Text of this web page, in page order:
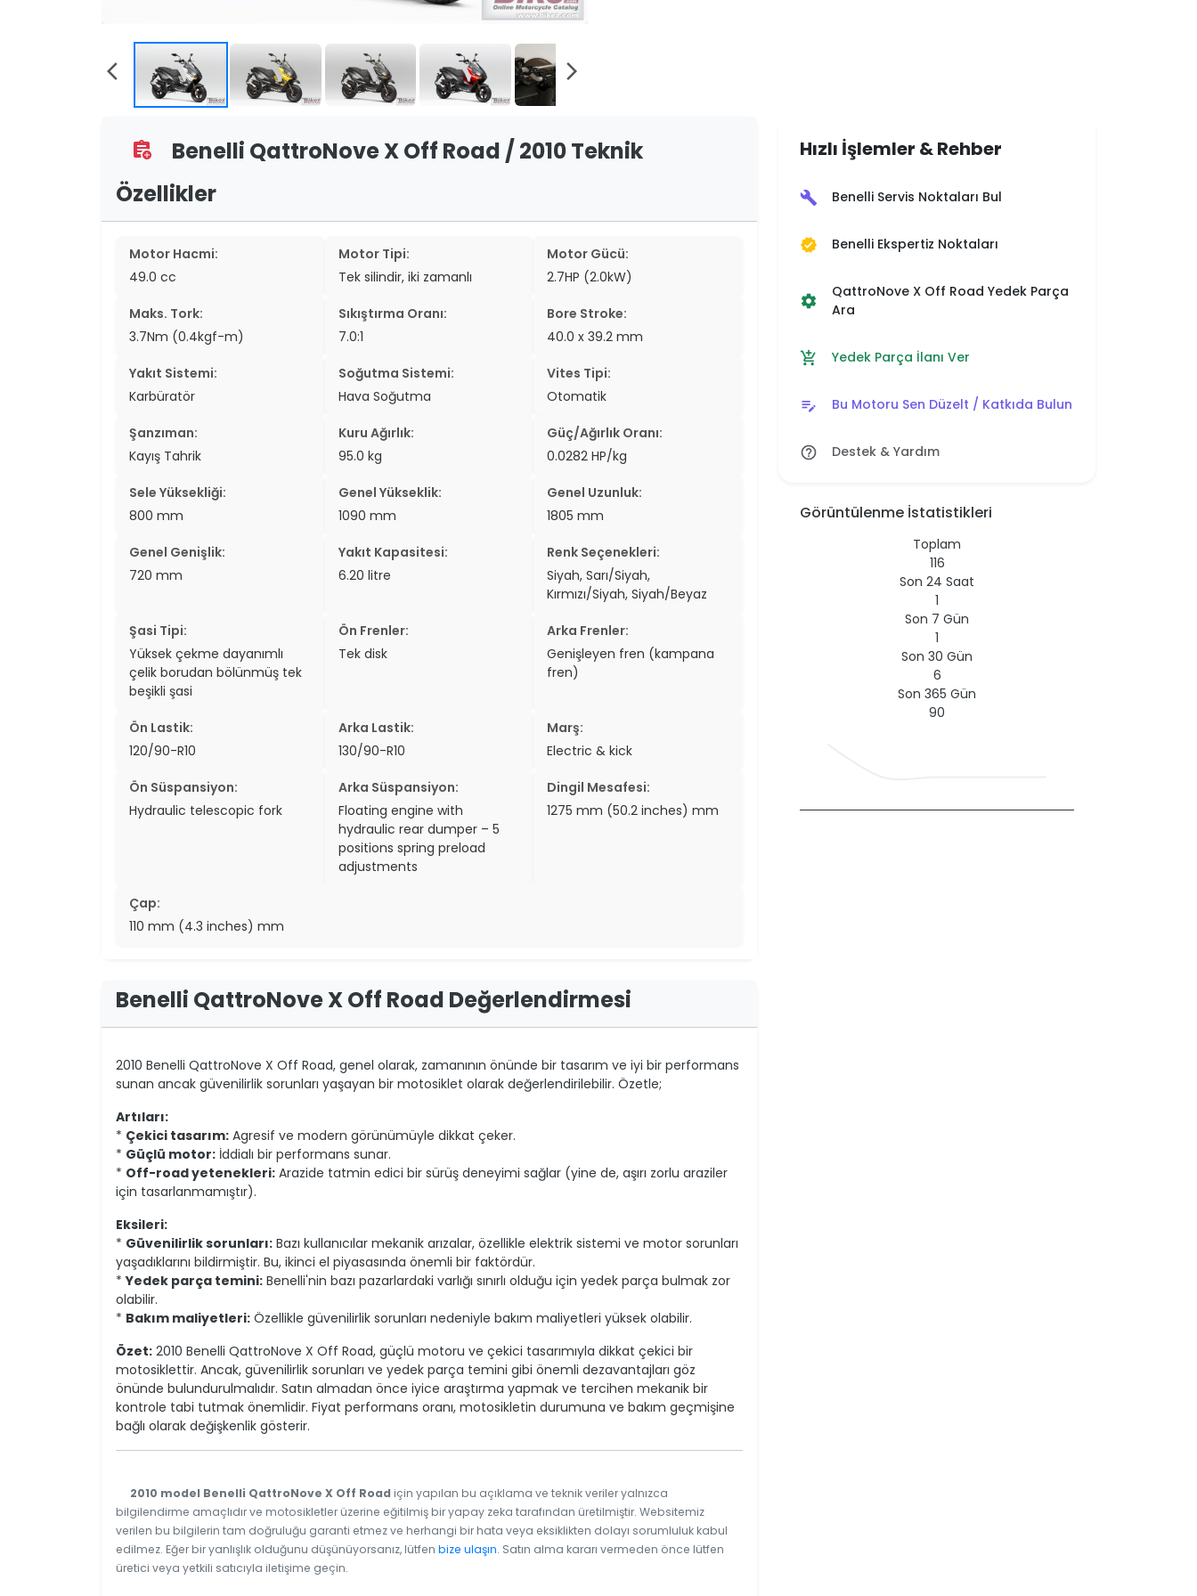
grid_view
arrow_back_ios arrow_forward_ios
assignment_add
Benelli QattroNove X Off Road / 2010 Teknik
Özellikler
Motor Hacmi:
49.0 cc
Motor Tipi:
Tek silindir, iki zamanlı
Motor Gücü:
2.7HP (2.0kW)
Maks. Tork:
3.7Nm (0.4kgf-m)
Sıkıştırma Oranı:
7.0:1
Bore Stroke:
40.0 x 39.2 mm
Yakıt Sistemi:
Karbüratör
Soğutma Sistemi:
Hava Soğutma
Vites Tipi:
Otomatik
Şanzıman:
Kayış Tahrik
Kuru Ağırlık:
95.0 kg
Güç/Ağırlık Oranı:
0.0282 HP/kg
Sele Yüksekliği:
800 mm
Genel Yükseklik:
1090 mm
Genel Uzunluk:
1805 mm
Genel Genişlik:
720 mm
Yakıt Kapasitesi:
6.20 litre
Renk Seçenekleri:
Siyah, Sarı/Siyah,
Kırmızı/Siyah, Siyah/Beyaz
Şasi Tipi:
Yüksek çekme dayanımlı
çelik borudan bölünmüş tek
beşikli şasi
Ön Frenler:
Tek disk
Arka Frenler:
Genişleyen fren (kampana
fren)
Ön Lastik:
120/90-R10
Arka Lastik:
130/90-R10
Marş:
Electric & kick
Ön Süspansiyon:
Hydraulic telescopic fork
Arka Süspansiyon:
Floating engine with
hydraulic rear dumper – 5
positions spring preload
adjustments
Dingil Mesafesi:
1275 mm (50.2 inches) mm
Çap:
110 mm (4.3 inches) mm
Benelli QattroNove X Off Road Değerlendirmesi
2010 Benelli QattroNove X Off Road, genel olarak, zamanının önünde bir tasarım ve iyi bir performans
sunan ancak güvenilirlik sorunları yaşayan bir motosiklet olarak değerlendirilebilir. Özetle;
Artıları:
* Çekici tasarım: Agresif ve modern görünümüyle dikkat çeker.
* Güçlü motor: İddialı bir performans sunar.
* Off-road yetenekleri: Arazide tatmin edici bir sürüş deneyimi sağlar (yine de, aşırı zorlu araziler
için tasarlanmamıştır).
Eksileri:
* Güvenilirlik sorunları: Bazı kullanıcılar mekanik arızalar, özellikle elektrik sistemi ve motor sorunları
yaşadıklarını bildirmiştir. Bu, ikinci el piyasasında önemli bir faktördür.
*Yedek parça temini: Benelli'nin bazı pazarlardaki varlığı sınırlı olduğu için yedek parça bulmak zor
olabilir.
* Bakım maliyetleri: Özellikle güvenilirlik sorunları nedeniyle bakım maliyetleri yüksek olabilir.
Özet: 2010 Benelli QattroNove X Off Road, güçlü motoru ve çekici tasarımıyla dikkat çekici bir
motosiklettir. Ancak, güvenilirlik sorunları ve yedek parça temini gibi önemli dezavantajları göz
önünde bulundurulmalıdır. Satın almadan önce iyice araştırma yapmak ve tercihen mekanik bir
kontrole tabi tutmak önemlidir. Fiyat performans oranı, motosikletin durumuna ve bakım geçmişine
bağlı olarak değişkenlik gösterir.
2010 model Benelli QattroNove X Off Road için yapılan bu açıklama ve teknik veriler yalnızca
bilgilendirme amaçlıdır ve motosikletler üzerine eğitilmiş bir yapay zeka tarafından üretilmiştir. Websitemiz
verilen bu bilgilerin tam doğruluğu garanti etmez ve herhangi bir hata veya eksiklikten dolayı sorumluluk kabul
edilmez. Eğer bir yanlışlık olduğunu düşünüyorsanız, lütfen bize ulaşın. Satın alma kararı vermeden önce lütfen
üretici veya yetkili satıcıyla iletişime geçin.
Hızlı İşlemler & Rehber
build Benelli Servis Noktaları Bul
verified Benelli Ekspertiz Noktaları
settings
QattroNove X Off Road Yedek Parça
Ara
add_shopping_cart Yedek Parça İlanı Ver
edit_note Bu Motoru Sen Düzelt / Katkıda Bulun
help_outline Destek & Yardım
Görüntülenme İstatistikleri
Toplam
116
Son 24 Saat
1
Son 7 Gün
1
Son 30 Gün
6
Son 365 Gün
90